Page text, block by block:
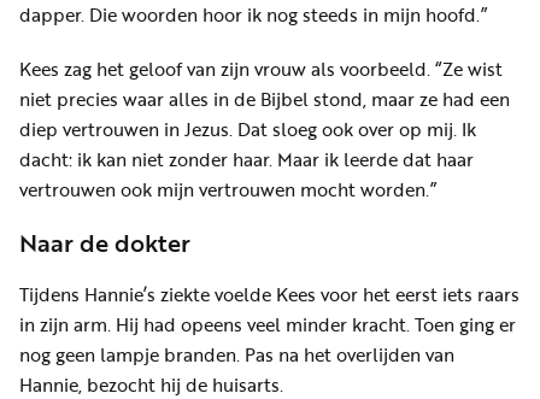
dapper. Die woorden hoor ik nog steeds in mijn hoofd.”
Kees zag het geloof van zijn vrouw als voorbeeld. “Ze wist
niet precies waar alles in de Bijbel stond, maar ze had een
diep vertrouwen in Jezus. Dat sloeg ook over op mij. Ik
dacht: ik kan niet zonder haar. Maar ik leerde dat haar
vertrouwen ook mijn vertrouwen mocht worden.”
Naar de dokter
Tijdens Hannie’s ziekte voelde Kees voor het eerst iets raars
in zijn arm. Hij had opeens veel minder kracht. Toen ging er
nog geen lampje branden. Pas na het overlijden van
Hannie, bezocht hij de huisarts.